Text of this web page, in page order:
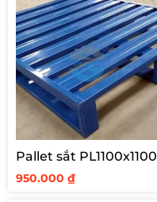
Pallet sắt PL1100x1100
950.000 ₫